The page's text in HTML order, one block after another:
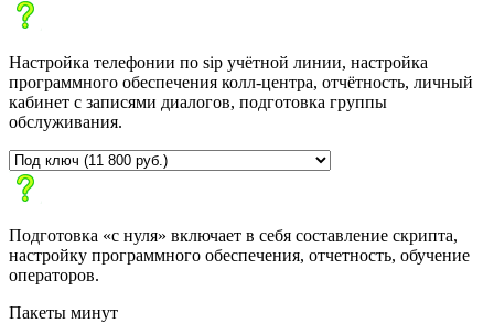
Настройка телефонии по sip учётной линии, настройка
программного обеспечения колл-центра, отчётность, личный
кабинет с записями диалогов, подготовка группы
обслуживания.
Подготовка «с нуля» включает в себя составление скрипта,
настройку программного обеспечения, отчетность, обучение
операторов.
Пакеты минут